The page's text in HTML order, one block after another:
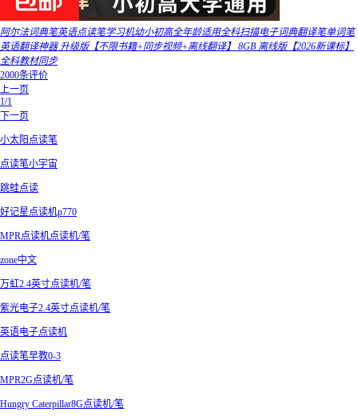
阿尔法词典笔英语点读笔学习机幼小初高全年龄适用全科扫描电子词典翻译笔单词笔
英语翻译神器 升级版【不限书籍+同步视频+离线翻译】 8GB 离线版【2026新课标】
全科教材同步
2000条评价
上一页
1/1
下一页
小太阳点读笔
点读笔小宇宙
跳蛙点读
好记星点读机p770
MPR点读机点读机/笔
zone中文
万虹2.4英寸点读机/笔
紫光电子2.4英寸点读机/笔
英语电子点读机
点读笔早教0-3
MPR2G点读机/笔
Hungry Caterpillar8G点读机/笔